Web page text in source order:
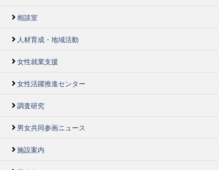
相談室
人材育成・地域活動
女性就業支援
女性活躍推進センター
調査研究
男女共同参画ニュース
施設案内